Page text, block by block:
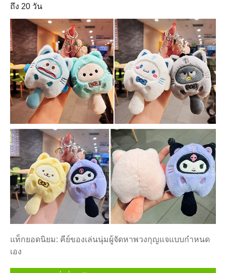
ถึง 20 วัน
แท็กยอดนิยม: คีย์ของเล่นนุ่มผู้จัดหาพวงกุญแจแบบกำหนด
เอง